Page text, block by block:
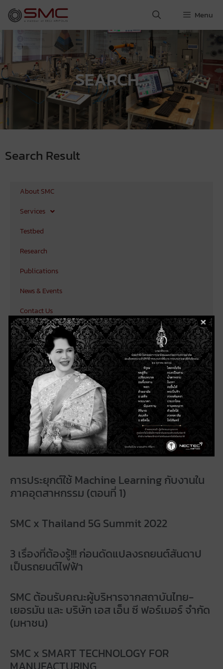
Menu
SEARCH...
Search Result
About SMC
Services
Testbed
Research
Publications
News & Events
Contact Us
[White Paper] 5G Use Cases for Smart
Factory/Manufacturing ในประเทศไทย: มุม
มองเชิงเทคนิคและความคุ้มค่าการลงทุน
เส้นทางการประยุกต์ใช้เทคโนโลยีแพลตฟอร์ม
IDA เพื่อการวิเคราะห์ข้อมูลในโรงงาน
การโปรแกรมหุ่นยนต์อุตสาหกรรม (Industrial
Robot Programming) ตอนที่ 1
การประยุกต์ใช้ Machine Learning กับงานใน
ภาคอุตสาหกรรม (ตอนที่ 1)
SMC x Thailand 5G Summit 2022
3 เรื่องที่ต้องรู้!!! ก่อนดัดแปลงรถยนต์สันดาป
เป็นรถยนต์ไฟฟ้า
SMC ต้อนรับคณะผู้บริหารจากสถาบันไทย-
เยอรมัน และ บริษัท เอส เอ็น ซี ฟอร์เมอร์ จำกัด
(มหาชน)
SMC x SMART TECHNOLOGY FOR